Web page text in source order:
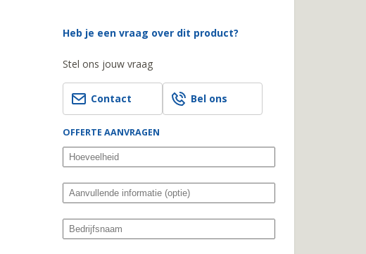
Heb je een vraag over dit product?
Stel ons jouw vraag
Contact Bel ons
OFFERTE AANVRAGEN